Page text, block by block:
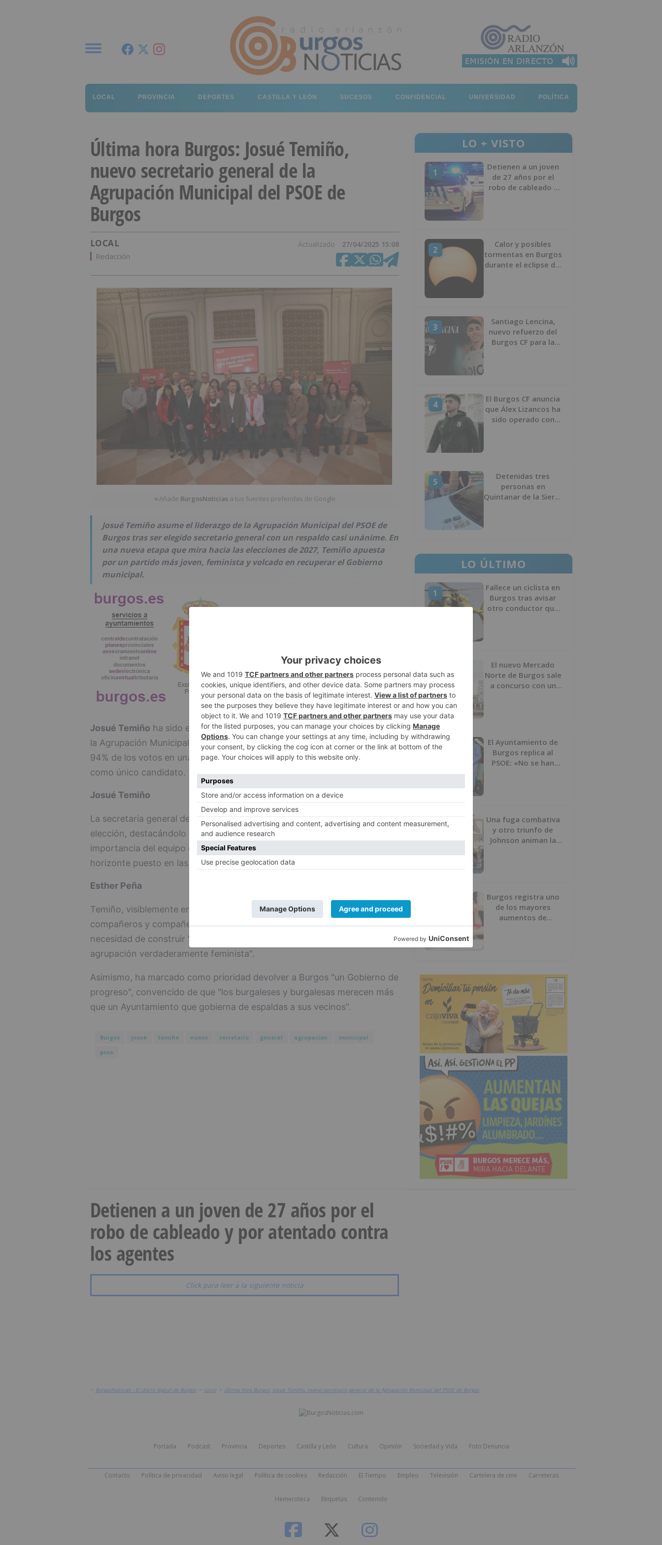
LOCAL PROVINCIA DEPORTES CASTILLA Y LEÓN SUCESOS CONFIDENCIAL UNIVERSIDAD POLÍTICA
Última hora Burgos: Josué Temiño,
nuevo secretario general de la
Agrupación Municipal del PSOE de
Burgos
LOCAL Actualizado 27/04/2025 15:08
Redacción
★Añade BurgosNoticias a tus fuentes preferidas de Google
Josué Temiño asume el liderazgo de la Agrupación Municipal del PSOE de
Burgos tras ser elegido secretario general con un respaldo casi unánime. En
una nueva etapa que mira hacia las elecciones de 2027, Temiño apuesta
por un partido más joven, feminista y volcado en recuperar el Gobierno
municipal.
Josué Temiño ha sido elegido este domingo nuevo secretario general de
la Agrupación Municipal del PSOE de Burgos, tras obtener el respaldo del
94% de los votos en una Asamblea Extraordinaria en la que concurría
como único candidato.
Josué Temiño
La secretaria general del PSOE de Burgos,Esther Peña, ha celebrado su
elección, destacándolo como "un gran capitán" y resaltando la
importancia del equipo que lo acompañará en esta nueva etapa, con el
horizonte puesto en las elecciones municipales de 2027.
Esther Peña
Temiño, visiblemente emocionado, ha agradecido el apoyo de sus
compañeros y compañeras, así como el de su familia, y ha reivindicado la
necesidad de construir "un PSOE que conecte con los jóvenes y una
agrupación verdaderamente feminista".
Asimismo, ha marcado como prioridad devolver a Burgos "un Gobierno de
progreso", convencido de que "los burgaleses y burgalesas merecen más
que un Ayuntamiento que gobierna de espaldas a sus vecinos".
Burgos josué temiño nuevo secretario general agrupación
municipal
psoe
LO + VISTO
1
Detienen a un joven
de 27 años por el
robo de cableado y
2
Calor y posibles
tormentas en Burgos
durante el eclipse del
3
Santiago Lencina,
nuevo refuerzo del
Burgos CF para la
4
El Burgos CF anuncia
que Álex Lizancos ha
sido operado con
5
Detenidas tres
personas en
Quintanar de la Sierra
LO ÚLTIMO
1
Fallece un ciclista en
Burgos tras avisar
otro conductor que
2
El nuevo Mercado
Norte de Burgos sale
a concurso con un
3
El Ayuntamiento de
Burgos replica al
PSOE: «No se han
4
Una fuga combativa
y otro triunfo de
Johnson animan la
Burgos registra uno
de los mayores
aumentos de
Detienen a un joven de 27 años por el
robo de cableado y por atentado contra
los agentes
Click para leer a la siguiente noticia
> BurgosNoticias - El diario digital de Burgos > Local > Última hora Burgos: Josué Temiño, nuevo secretario general de la Agrupación Municipal del PSOE de Burgos
Portada Podcast Provincia Deportes Castilla y León Cultura Opinión Sociedad y Vida Foto Denuncia
Contacto Política de privacidad Aviso legal Política de cookies Redacción El Tiempo Empleo Televisión Cartelera de cine Carreteras
Hemeroteca Etiquetas Contenido